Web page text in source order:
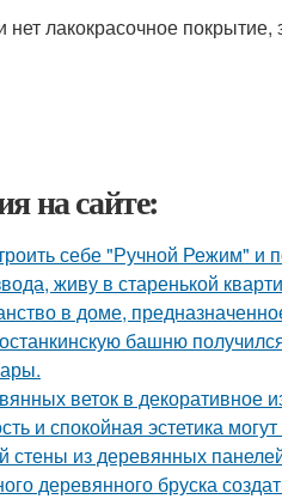
лакокрасочное
на сайте:
себе "Ручной Режим" и
живу в старенькой
в доме,
башню
веток в декоративное
и спокойная эстетика
стены из деревянных
деревянного бруска